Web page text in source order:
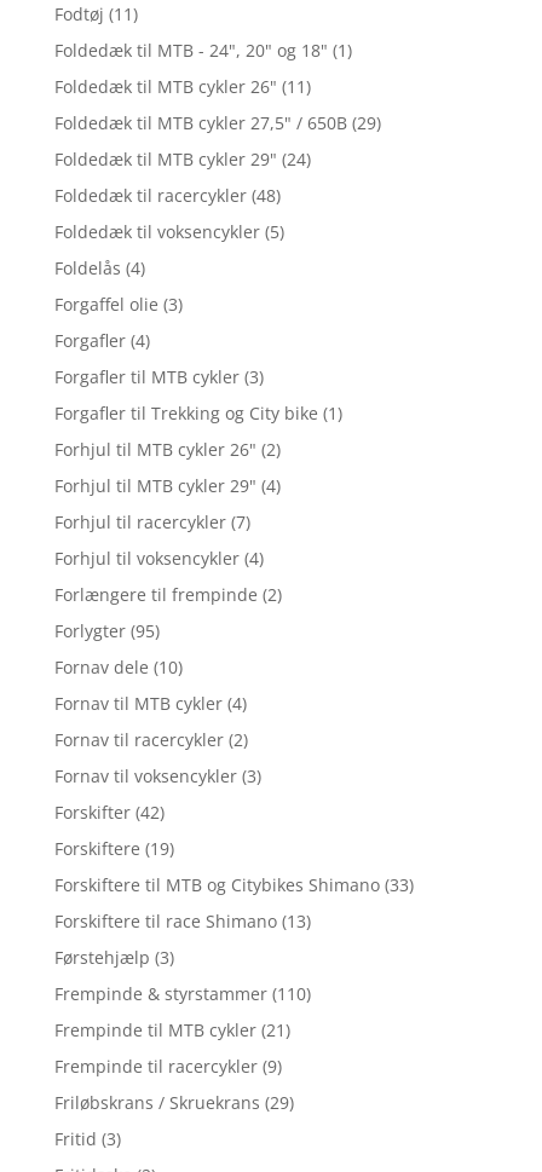
Fodtøj (11)
Foldedæk til MTB - 24", 20" og 18" (1)
Foldedæk til MTB cykler 26" (11)
Foldedæk til MTB cykler 27,5" / 650B (29)
Foldedæk til MTB cykler 29" (24)
Foldedæk til racercykler (48)
Foldedæk til voksencykler (5)
Foldelås (4)
Forgaffel olie (3)
Forgafler (4)
Forgafler til MTB cykler (3)
Forgafler til Trekking og City bike (1)
Forhjul til MTB cykler 26" (2)
Forhjul til MTB cykler 29" (4)
Forhjul til racercykler (7)
Forhjul til voksencykler (4)
Forlængere til frempinde (2)
Forlygter (95)
Fornav dele (10)
Fornav til MTB cykler (4)
Fornav til racercykler (2)
Fornav til voksencykler (3)
Forskifter (42)
Forskiftere (19)
Forskiftere til MTB og Citybikes Shimano (33)
Forskiftere til race Shimano (13)
Førstehjælp (3)
Frempinde & styrstammer (110)
Frempinde til MTB cykler (21)
Frempinde til racercykler (9)
Friløbskrans / Skruekrans (29)
Fritid (3)